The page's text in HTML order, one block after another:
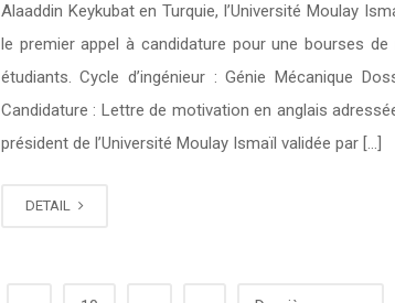
Alaaddin Keykubat en Turquie, l’Université Moulay
le premier appel à candidature pour une bourses de
étudiants. Cycle d’ingénieur : Génie Mécanique
Candidature : Lettre de motivation en anglais
président de l’Université Moulay Ismaïl validée par […]
DETAIL